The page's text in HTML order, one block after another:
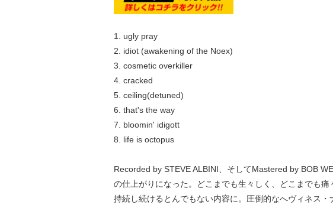
1. ugly pray
2. idiot (awakening of the Noex)
3. cosmetic overkiller
4. cracked
5. ceiling(detuned)
6. that's the way
7. bloomin' idigott
8. life is octopus
Recorded by STEVE ALBINI、そしてMastered by BOB
の仕上がりになった。どこまでも生々しく、どこまでも
持続し続けるとんでもない内容に。圧倒的なへヴィネス